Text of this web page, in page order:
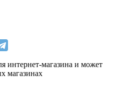
интернет-магазина и может
магазинах